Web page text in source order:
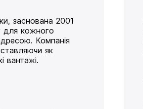
заснована 2001
для кожного
Компанія
як
вантажі.